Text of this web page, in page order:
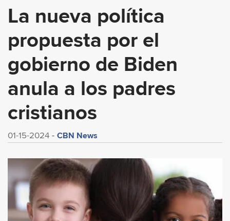
La nueva política
propuesta por el
gobierno de Biden
anula a los padres
cristianos
01-15-2024 CBN News